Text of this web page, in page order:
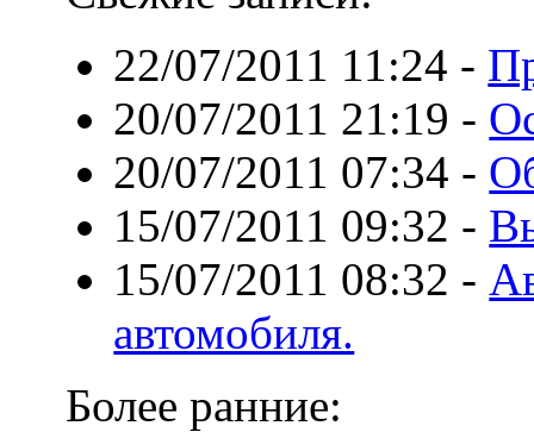
22/07/2011 11:24 -
20/07/2011 21:19 -
20/07/2011 07:34 -
15/07/2011 09:32 -
15/07/2011 08:32 -
автомобиля.
Более ранние: